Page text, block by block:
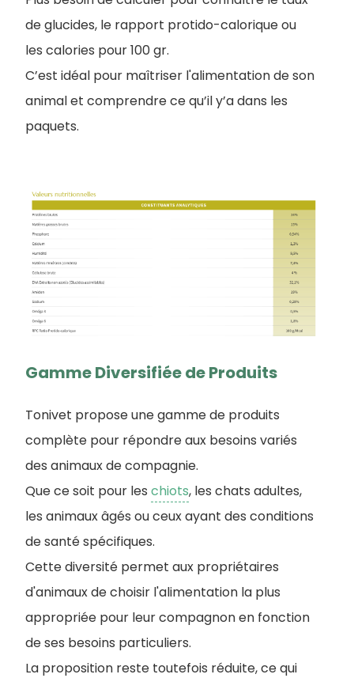
de glucides, le rapport protido-calorique ou
les calories pour 100 gr.
C’est idéal pour maîtriser l'alimentation de son
animal et comprendre ce qu’il y’a dans les
paquets.
Gamme Diversifiée de Produits
Tonivet propose une gamme de produits
complète pour répondre aux besoins variés
des animaux de compagnie.
Que ce soit pour les chiots, les chats adultes,
les animaux âgés ou ceux ayant des conditions
de santé spécifiques.
Cette diversité permet aux propriétaires
d'animaux de choisir l'alimentation la plus
appropriée pour leur compagnon en fonction
de ses besoins particuliers.
La proposition reste toutefois réduite, ce qui